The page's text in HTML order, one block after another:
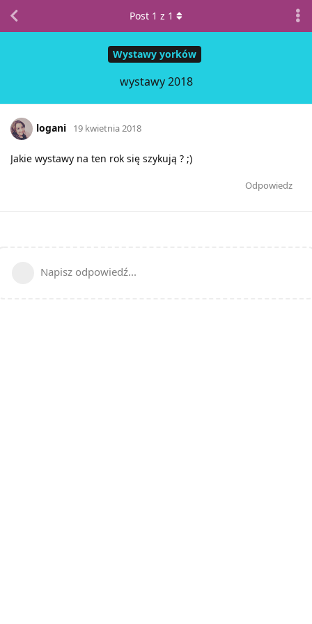
Wystawy yorków
wystawy 2018
Post 1 z 1
logani 19 kwietnia 2018
Jakie wystawy na ten rok się szykują ? ;)
Odpowiedz
Napisz odpowiedź...